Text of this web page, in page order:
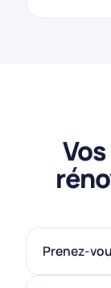
Prenez-